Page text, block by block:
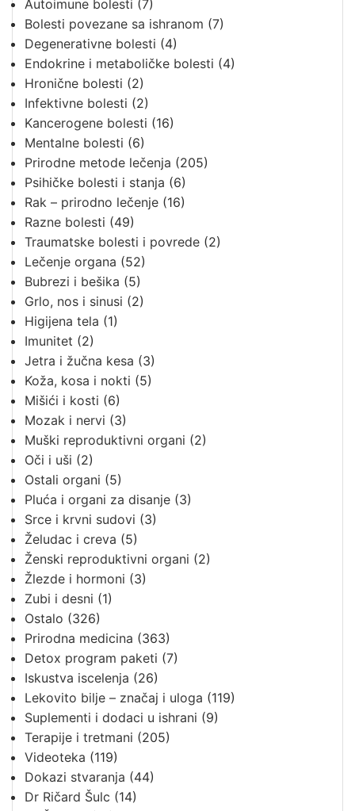
Autoimune bolesti (7)
Bolesti povezane sa ishranom (7)
Degenerativne bolesti (4)
Endokrine i metaboličke bolesti (4)
Hronične bolesti (2)
Infektivne bolesti (2)
Kancerogene bolesti (16)
Mentalne bolesti (6)
Prirodne metode lečenja (205)
Psihičke bolesti i stanja (6)
Rak – prirodno lečenje (16)
Razne bolesti (49)
Traumatske bolesti i povrede (2)
Lečenje organa (52)
Bubrezi i bešika (5)
Grlo, nos i sinusi (2)
Higijena tela (1)
Imunitet (2)
Jetra i žučna kesa (3)
Koža, kosa i nokti (5)
Mišići i kosti (6)
Mozak i nervi (3)
Muški reproduktivni organi (2)
Oči i uši (2)
Ostali organi (5)
Pluća i organi za disanje (3)
Srce i krvni sudovi (3)
Želudac i creva (5)
Ženski reproduktivni organi (2)
Žlezde i hormoni (3)
Zubi i desni (1)
Ostalo (326)
Prirodna medicina (363)
Detox program paketi (7)
Iskustva iscelenja (26)
Lekovito bilje – značaj i uloga (119)
Suplementi i dodaci u ishrani (9)
Terapije i tretmani (205)
Videoteka (119)
Dokazi stvaranja (44)
Dr Ričard Šulc (14)